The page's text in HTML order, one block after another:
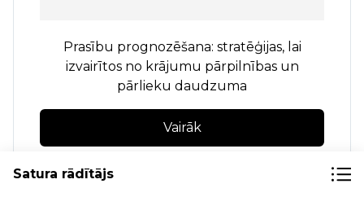
Prasību prognozēšana: stratēģijas, lai
izvairītos no krājumu pārpilnības un
pārlieku daudzuma
Vairāk
Satura rādītājs